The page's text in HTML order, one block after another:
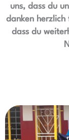
uns, dass du
danken herzlich
dass du